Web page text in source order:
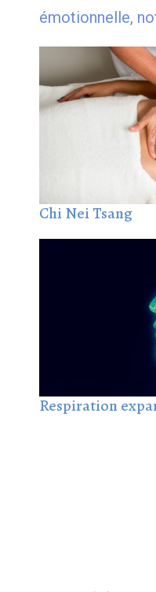
émotionnelle,
Chi Nei Tsang
Respiration